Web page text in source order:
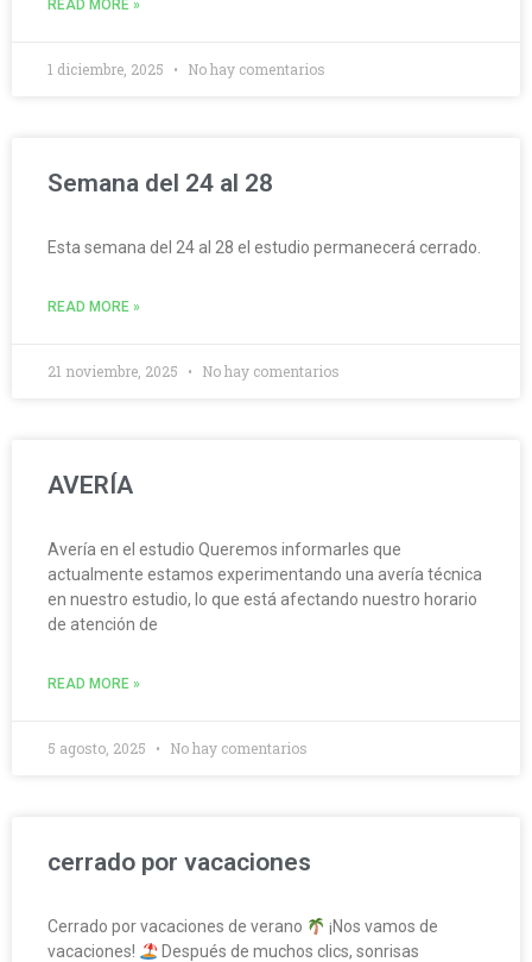
READ MORE »
1 diciembre, 2025 No hay comentarios
Semana del 24 al 28
Esta semana del 24 al 28 el estudio permanecerá cerrado.
READ MORE »
21 noviembre, 2025 No hay comentarios
AVERÍA
Avería en el estudio Queremos informarles que
actualmente estamos experimentando una avería técnica
en nuestro estudio, lo que está afectando nuestro horario
de atención de
READ MORE »
5 agosto, 2025 No hay comentarios
cerrado por vacaciones
Cerrado por vacaciones de verano
¡Nos vamos de
vacaciones!
Después de muchos clics, sonrisas